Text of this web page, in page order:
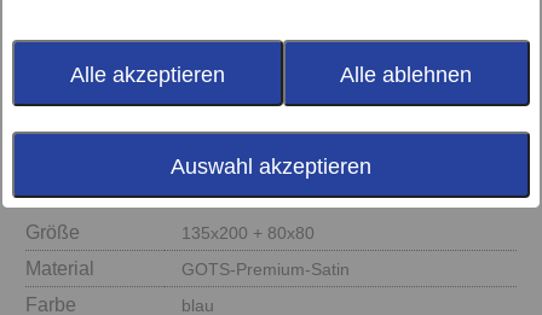
Alle akzeptieren Alle ablehnen
Auswahl akzeptieren
Größe 135x200 + 80x80
Material GOTS-Premium-Satin
Farbe blau